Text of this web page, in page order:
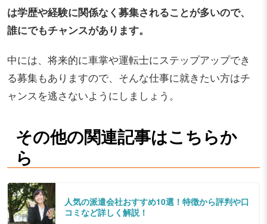
は学歴や経験に関係なく募集されることが多いので、
誰にでもチャンスがあります。
中には、将来的に車掌や運転士にステップアップでき
る募集もありますので、そんな仕事に就きたい方はチ
ャンスを逃さないようにしましょう。
その他の関連記事はこちらか
ら
人気の派遣会社おすすめ10選！特徴から評判や口
コミなど詳しく解説！